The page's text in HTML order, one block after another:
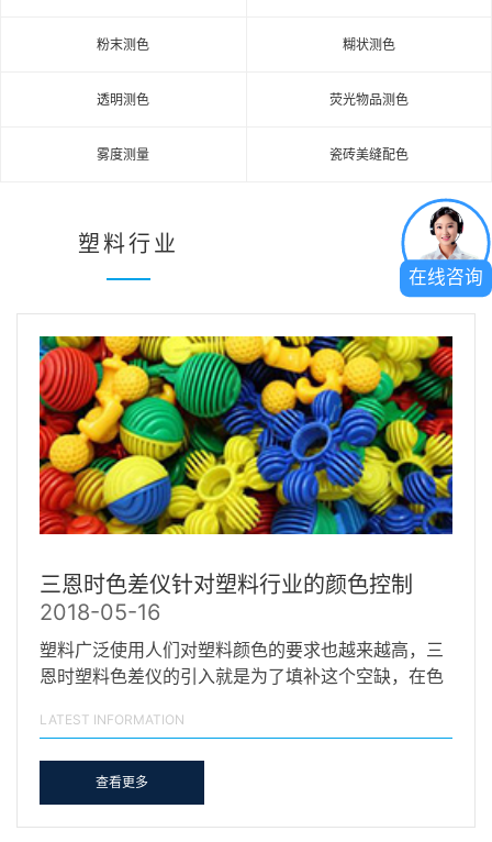
粉末测色 糊状测色
透明测色 荧光物品测色
雾度测量 瓷砖美缝配色
塑料行业
三恩时色差仪针对塑料行业的颜色控制
2018-05-16
塑料广泛使用人们对塑料颜色的要求也越来越高，三
恩时塑料色差仪的引入就是为了填补这个空缺，在色
LATEST INFORMATION
查看更多
在线咨询